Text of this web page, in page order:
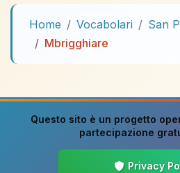
Home Vocabolari
San
Mbrigghiare
Questo sito è un progetto
partecipazione
Privacy